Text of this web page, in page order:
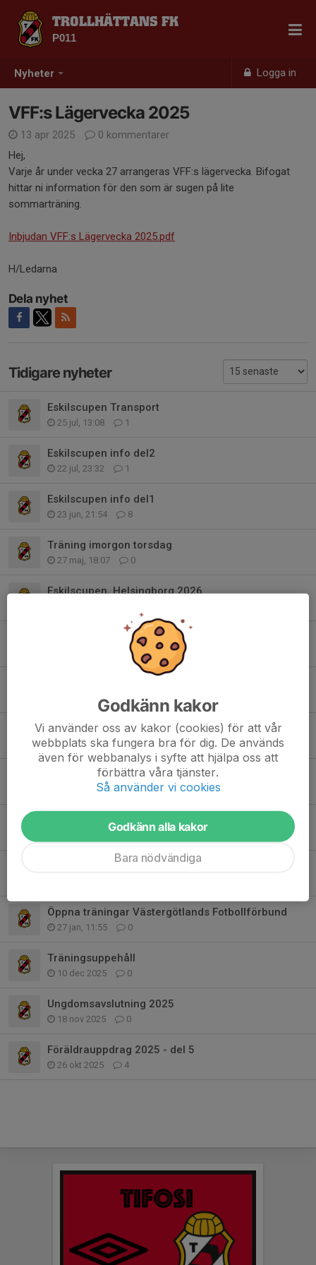
Nyheter Logga in
TROLLHÄTTANS FK
P011
VFF:s Lägervecka 2025
13 apr 2025
0 kommentarer
Hej,
Varje år under vecka 27 arrangeras VFF:s lägervecka. Bifogat
hittar ni information för den som är sugen på lite
sommarträning.
Inbjudan VFF:s Lägervecka 2025.pdf
H/Ledarna
Dela nyhet
Tidigare nyheter
Eskilscupen Transport
25 jul, 13:08 1
Eskilscupen info del2
22 jul, 23:32 1
Eskilscupen info del1
23 jun, 21:54 8
Träning imorgon torsdag
27 maj, 18:07 0
Eskilscupen, Helsingborg 2026
Registrering av spelare inför serie 2026
0
24 mar, 07:47 0
Eskilscupen 2026
7 mar, 10:39 0
Inställda träningar ons 18/2
18 feb, 11:52 0
Föräldrauppdrag 2026 - del 1
Fysträningar måndagar & onsdagar
Öppna träningar Västergötlands Fotbollförbund
27 jan, 11:55 0
Träningsuppehåll
10 dec 2025 0
Ungdomsavslutning 2025
18 nov 2025 0
Föräldrauppdrag 2025 - del 5
26 okt 2025 4
Godkänn kakor
Vi använder oss av kakor (cookies) för att vår
webbplats ska fungera bra för dig. De används
även för webbanalys i syfte att hjälpa oss att
förbättra våra tjänster.
Så använder vi cookies
Godkänn alla kakor
Bara nödvändiga